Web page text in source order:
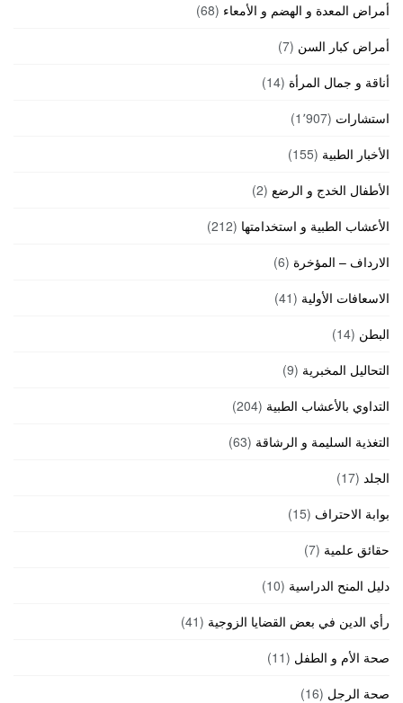
أمراض المعدة و الهضم و الأمعاء (68)
أمراض كبار السن (7)
أناقة و جمال المرأة (14)
استشارات (1٬907)
الأخبار الطبية (155)
الأطفال الخدج و الرضع (2)
الأعشاب الطبية و استخدامتها (212)
الارداف – المؤخرة (6)
الاسعافات الأولية (41)
البطن (14)
التحاليل المخبرية (9)
التداوي بالأعشاب الطبية (204)
التغذية السليمة و الرشاقة (63)
الجلد (17)
بوابة الاحتراف (15)
حقائق علمية (7)
دليل المنح الدراسية (10)
رأي الدين في بعض القضايا الزوجية (41)
صحة الأم و الطفل (11)
صحة الرجل (16)